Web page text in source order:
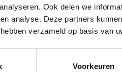
Ook delen we
analyse. Deze partners
verzameld op basis van
Voorkeuren
als leidinggevende,
kan gebruiken om
verder…
problemen? Leer